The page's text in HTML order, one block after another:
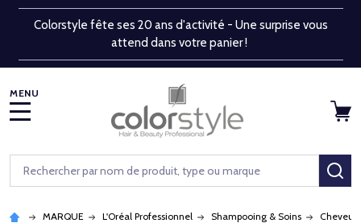
Colorstyle fête ses 20 ans d'activité - Une surprise vous
attend dans votre panier !
Rechercher
MARQUE L'Oréal Professionnel Shampooing & Soins Cheveux